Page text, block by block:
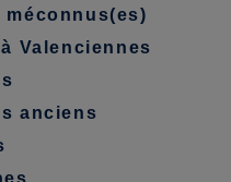
Valenciennes
anciens